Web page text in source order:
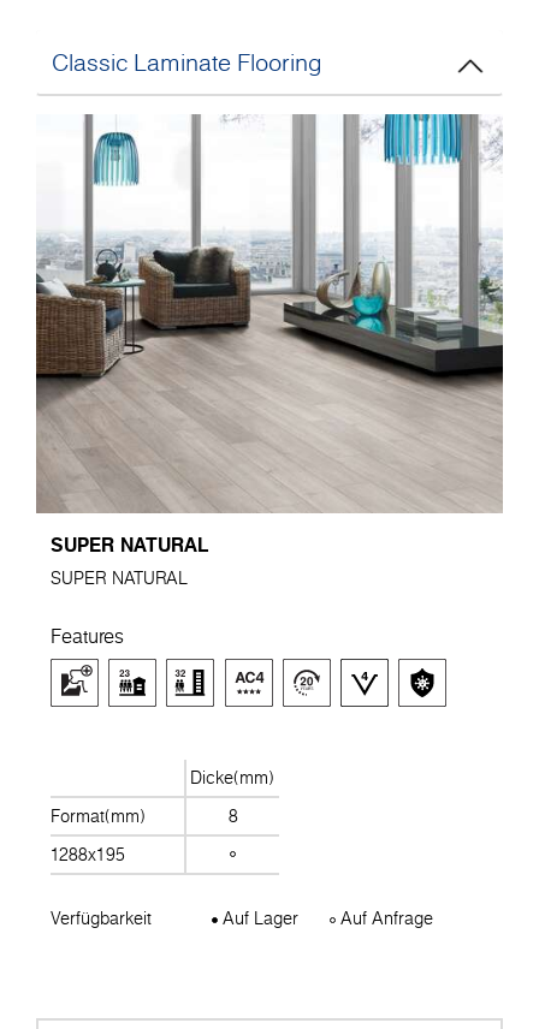
Classic Laminate Flooring
SUPER NATURAL
SUPER NATURAL
Features
Dicke(mm)
Format(mm)
8
1288x195
Verfügbarkeit Auf Lager Auf Anfrage